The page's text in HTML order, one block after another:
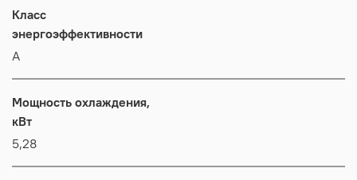
Класс
энергоэффективности
А
Мощность охлаждения,
кВт
5,28